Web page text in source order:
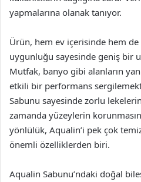
yapmalarına olanak tanıyor.
Ürün, hem ev içerisinde hem de
uygunluğu sayesinde geniş bir
Mutfak, banyo gibi alanların
etkili bir performans
Sabunu sayesinde zorlu
zamanda yüzeylerin
yönlülük, Aqualin’i pek çok
önemli özelliklerden biri.
Aqualin Sabunu’ndaki doğal